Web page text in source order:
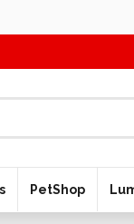
Pana
PetShop